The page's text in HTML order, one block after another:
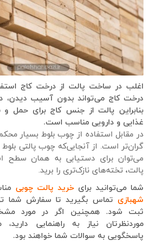
اغلب در ساخت پالت از درخت کاج
درخت کاج می‌تواند بدون آسیب دیدن،
بنابراین پالت از جنس کاج برای حمل
غذایی و دارویی مناسب است.
در مقابل استفاده از چوب بلوط بسیار
گران‌تر است. از آنجایی‌که چوب پالتی
می‌توان برای دستیابی به همان سطح
پالت، تخته‌های نازک‌تری را برید.
شما می‌توانید برای خرید پالت چوبی
شهبازی تماس بگیرید تا سفارش شما
ثبت شود. همچنین اگر در مورد
موردنظرتان نیاز به راهنمایی دارید،
پاسخگویی به سوالات شما خواهند بود.